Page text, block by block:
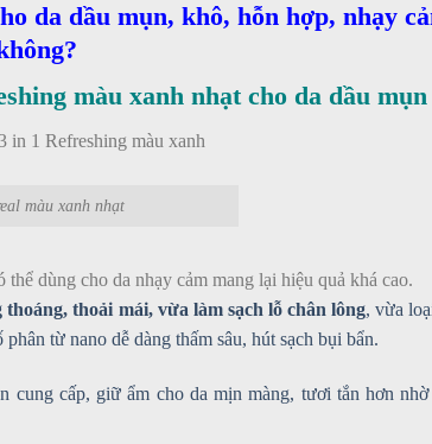
da dầu mụn, khô, hỗn hợp, nhạy
màu xanh nhạt cho da dầu mụn
màu xanh nhạt
thể dùng cho da nhạy cảm mang lại hiệu quả khá cao.
thoáng, thoải mái, vừa làm sạch lỗ chân lông, vừa
từ nano dễ dàng thấm sâu, hút sạch bụi bẩn.
cung cấp, giữ ẩm cho da mịn màng, tươi tắn hơn nhờ